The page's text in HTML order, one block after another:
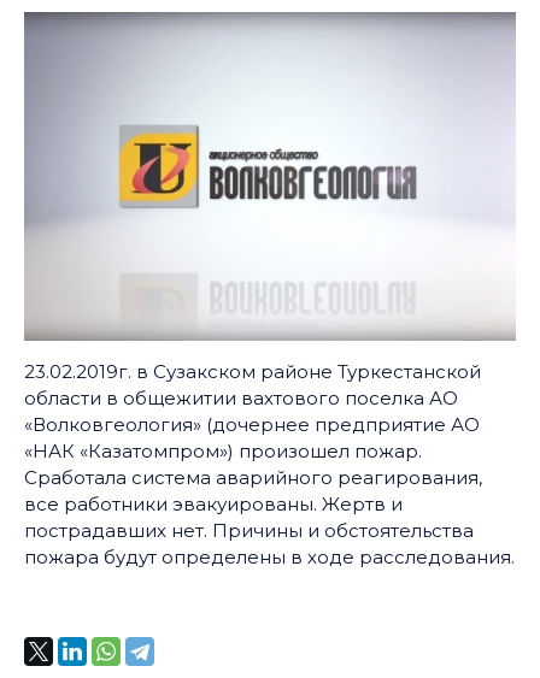
23.02.2019г. в Сузакском районе Туркестанской
области в общежитии вахтового поселка АО
«Волковгеология» (дочернее предприятие АО
«НАК «Казатомпром») произошел пожар.
Сработала система аварийного реагирования,
все работники эвакуированы. Жертв и
пострадавших нет. Причины и обстоятельства
пожара будут определены в ходе расследования.